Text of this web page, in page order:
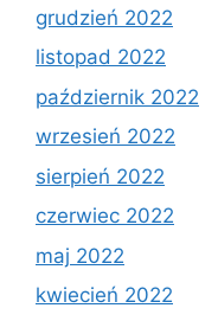
grudzień 2022
listopad 2022
październik 2022
wrzesień 2022
sierpień 2022
czerwiec 2022
maj 2022
kwiecień 2022